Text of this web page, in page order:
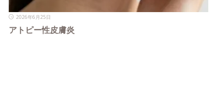
2026年6月25日
アトピー性皮膚炎